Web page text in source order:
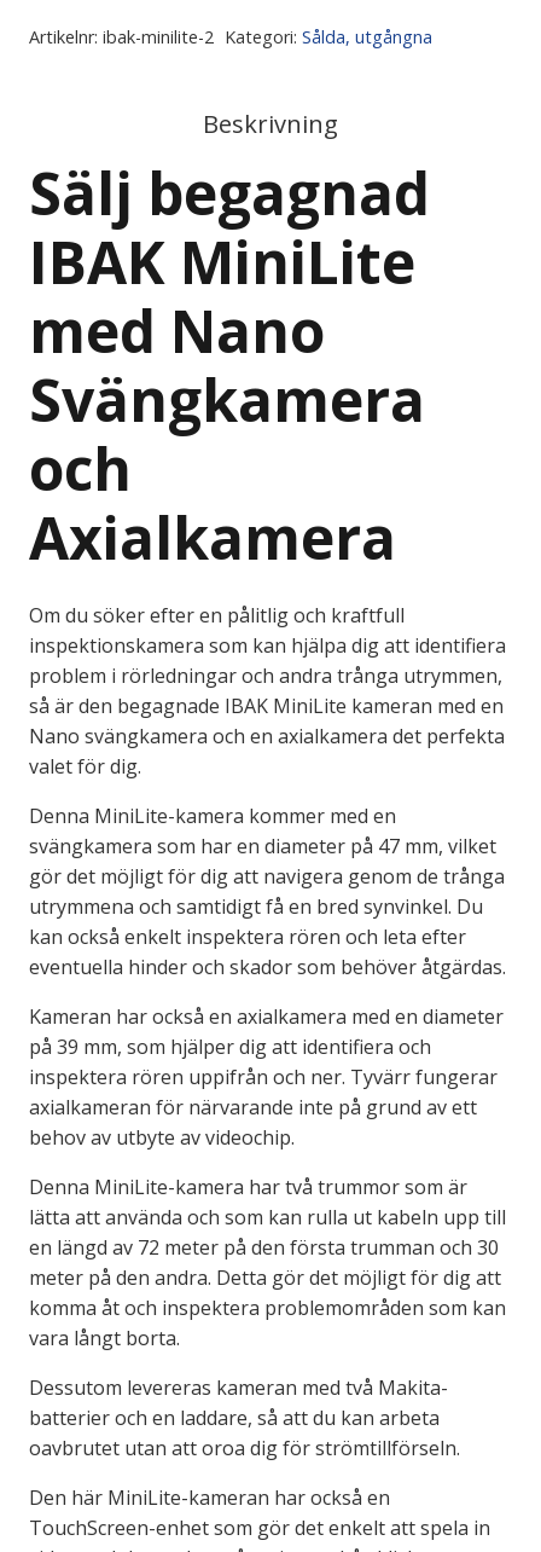
Artikelnr: ibak-minilite-2 Kategori: Sålda, utgångna
Beskrivning
Sälj begagnad
IBAK MiniLite
med Nano
Svängkamera
och
Axialkamera
Om du söker efter en pålitlig och kraftfull
inspektionskamera som kan hjälpa dig att identifiera
problem i rörledningar och andra trånga utrymmen,
så är den begagnade IBAK MiniLite kameran med en
Nano svängkamera och en axialkamera det perfekta
valet för dig.
Denna MiniLite-kamera kommer med en
svängkamera som har en diameter på 47 mm, vilket
gör det möjligt för dig att navigera genom de trånga
utrymmena och samtidigt få en bred synvinkel. Du
kan också enkelt inspektera rören och leta efter
eventuella hinder och skador som behöver åtgärdas.
Kameran har också en axialkamera med en diameter
på 39 mm, som hjälper dig att identifiera och
inspektera rören uppifrån och ner. Tyvärr fungerar
axialkameran för närvarande inte på grund av ett
behov av utbyte av videochip.
Denna MiniLite-kamera har två trummor som är
lätta att använda och som kan rulla ut kabeln upp till
en längd av 72 meter på den första trumman och 30
meter på den andra. Detta gör det möjligt för dig att
komma åt och inspektera problemområden som kan
vara långt borta.
Dessutom levereras kameran med två Makita-
batterier och en laddare, så att du kan arbeta
oavbrutet utan att oroa dig för strömtillförseln.
Den här MiniLite-kameran har också en
TouchScreen-enhet som gör det enkelt att spela in